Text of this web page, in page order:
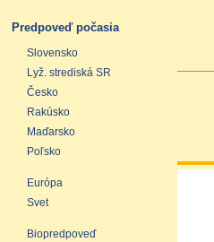
Predpoveď počasia
Slovensko
Lyž. strediská SR
Česko
Rakúsko
Maďarsko
Poľsko
Európa
Svet
Biopredpoveď